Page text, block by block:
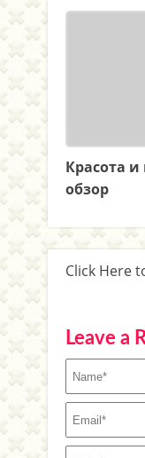
Красота и
обзор
Click Here
Leave a